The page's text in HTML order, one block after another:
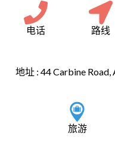
电话 路线
地址 : 44 Carbine Road,
旅游